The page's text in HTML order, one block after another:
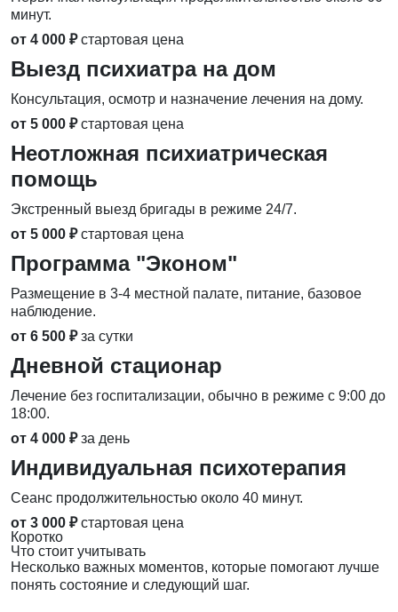
минут.
от 4 000 ₽ стартовая цена
Выезд психиатра на дом
Консультация, осмотр и назначение лечения на дому.
от 5 000 ₽ стартовая цена
Неотложная психиатрическая
помощь
Экстренный выезд бригады в режиме 24/7.
от 5 000 ₽ стартовая цена
Программа "Эконом"
Размещение в 3-4 местной палате, питание, базовое
наблюдение.
от 6 500 ₽ за сутки
Дневной стационар
Лечение без госпитализации, обычно в режиме с 9:00 до
18:00.
от 4 000 ₽ за день
Индивидуальная психотерапия
Сеанс продолжительностью около 40 минут.
от 3 000 ₽ стартовая цена
Коротко
Что стоит учитывать
Несколько важных моментов, которые помогают лучше
понять состояние и следующий шаг.